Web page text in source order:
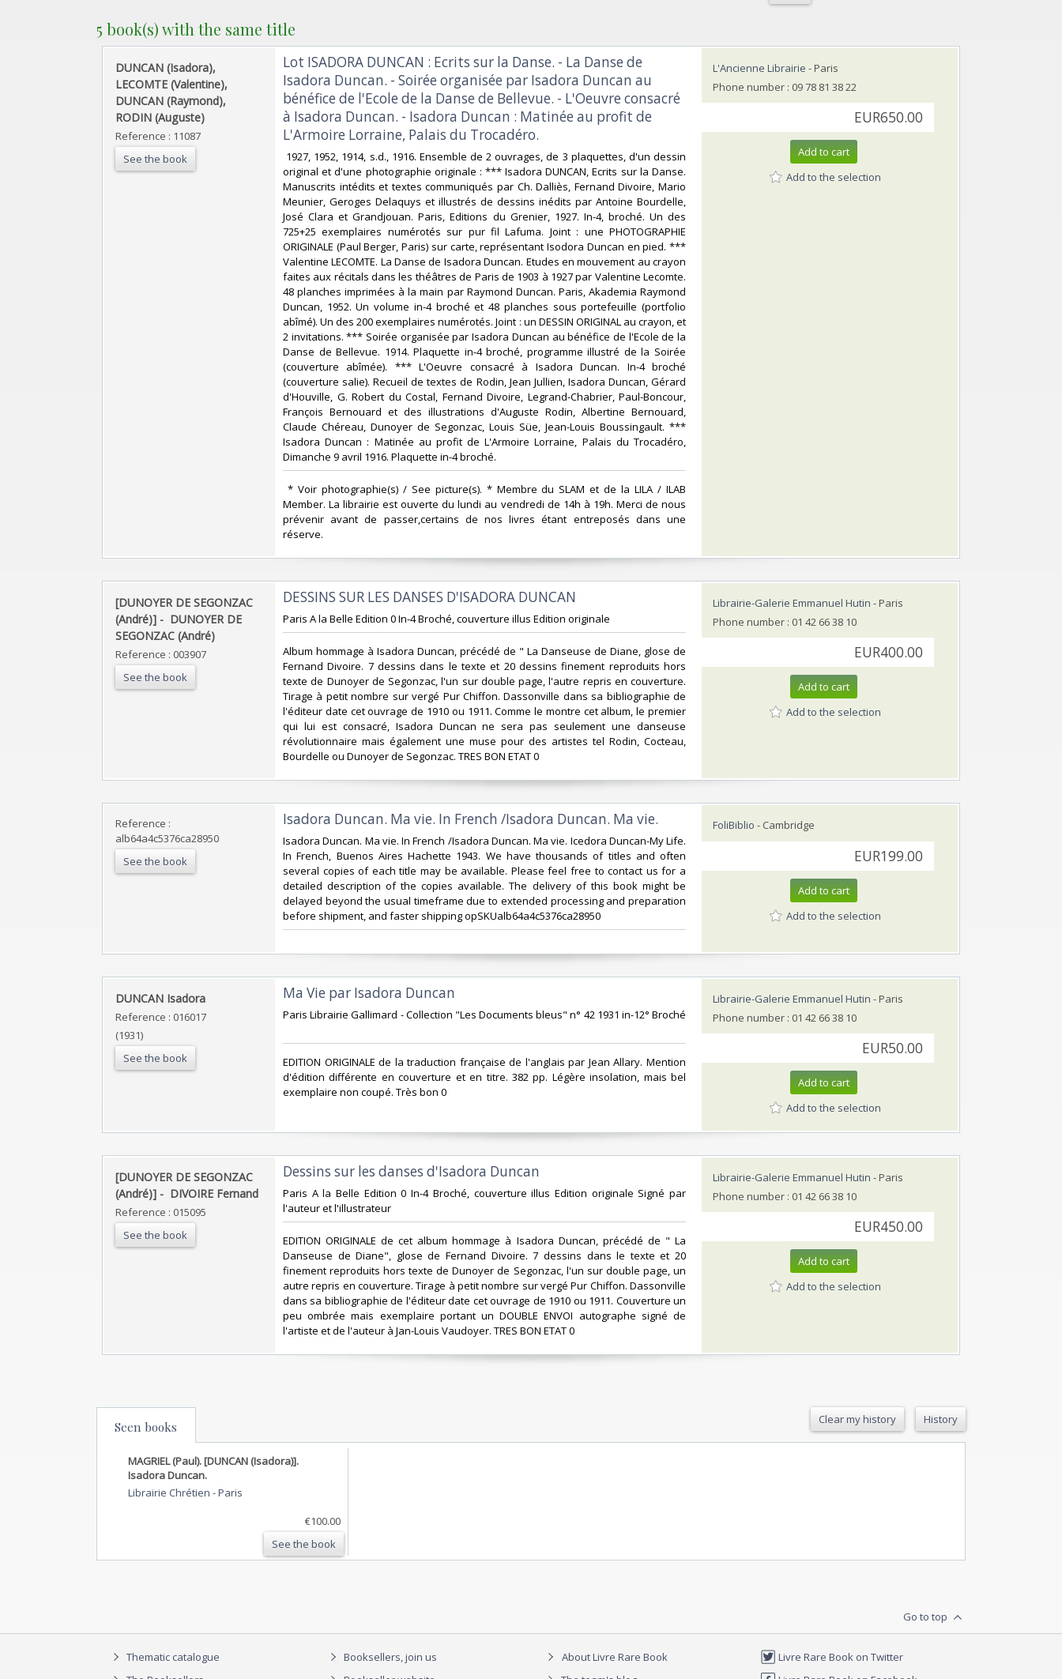
5 book(s) with the same title
‎DUNCAN (Isadora),
LECOMTE (Valentine),
DUNCAN (Raymond),
RODIN (Auguste)‎
Reference : 11087
See the book
‎Lot ISADORA DUNCAN : Ecrits sur la Danse. - La Danse de
Isadora Duncan. - Soirée organisée par Isadora Duncan au
bénéfice de l'Ecole de la Danse de Bellevue. - L'Oeuvre consacré
à Isadora Duncan. - Isadora Duncan : Matinée au profit de
L'Armoire Lorraine, Palais du Trocadéro. ‎
‎ 1927, 1952, 1914, s.d., 1916. Ensemble de 2 ouvrages, de 3 plaquettes, d'un dessin
original et d'une photographie originale : *** Isadora DUNCAN, Ecrits sur la Danse.
Manuscrits intédits et textes communiqués par Ch. Dalliès, Fernand Divoire, Mario
Meunier, Geroges Delaquys et illustrés de dessins inédits par Antoine Bourdelle,
José Clara et Grandjouan. Paris, Editions du Grenier, 1927. In-4, broché. Un des
725+25 exemplaires numérotés sur pur fil Lafuma. Joint : une PHOTOGRAPHIE
ORIGINALE (Paul Berger, Paris) sur carte, représentant Isodora Duncan en pied. ***
Valentine LECOMTE. La Danse de Isadora Duncan. Etudes en mouvement au crayon
faites aux récitals dans les théâtres de Paris de 1903 à 1927 par Valentine Lecomte.
48 planches imprimées à la main par Raymond Duncan. Paris, Akademia Raymond
Duncan, 1952. Un volume in-4 broché et 48 planches sous portefeuille (portfolio
abîmé). Un des 200 exemplaires numérotés. Joint : un DESSIN ORIGINAL au crayon, et
2 invitations. *** Soirée organisée par Isadora Duncan au bénéfice de l'Ecole de la
Danse de Bellevue. 1914. Plaquette in-4 broché, programme illustré de la Soirée
(couverture abîmée). *** L'Oeuvre consacré à Isadora Duncan. In-4 broché
(couverture salie). Recueil de textes de Rodin, Jean Jullien, Isadora Duncan, Gérard
d'Houville, G. Robert du Costal, Fernand Divoire, Legrand-Chabrier, Paul-Boncour,
François Bernouard et des illustrations d'Auguste Rodin, Albertine Bernouard,
Claude Chéreau, Dunoyer de Segonzac, Louis Süe, Jean-Louis Boussingault. ***
Isadora Duncan : Matinée au profit de L'Armoire Lorraine, Palais du Trocadéro,
Dimanche 9 avril 1916. Plaquette in-4 broché. ‎
‎ * Voir photographie(s) / See picture(s). * Membre du SLAM et de la LILA / ILAB
Member. La librairie est ouverte du lundi au vendredi de 14h à 19h. Merci de nous
prévenir avant de passer,certains de nos livres étant entreposés dans une
réserve. ‎
L'Ancienne Librairie - Paris
Phone number : 09 78 81 38 22
EUR650.00
Add to cart
Add to the selection
‎[DUNOYER DE SEGONZAC
(André)] - ‎ ‎DUNOYER DE
SEGONZAC (André)‎
Reference : 003907
See the book
‎DESSINS SUR LES DANSES D'ISADORA DUNCAN‎
‎Paris A la Belle Edition 0 In-4 Broché, couverture illus Edition originale ‎
‎Album hommage à Isadora Duncan, précédé de " La Danseuse de Diane, glose de
Fernand Divoire. 7 dessins dans le texte et 20 dessins finement reproduits hors
texte de Dunoyer de Segonzac, l'un sur double page, l'autre repris en couverture.
Tirage à petit nombre sur vergé Pur Chiffon. Dassonville dans sa bibliographie de
l'éditeur date cet ouvrage de 1910 ou 1911. Comme le montre cet album, le premier
qui lui est consacré, Isadora Duncan ne sera pas seulement une danseuse
révolutionnaire mais également une muse pour des artistes tel Rodin, Cocteau,
Bourdelle ou Dunoyer de Segonzac. TRES BON ETAT 0‎
Librairie-Galerie Emmanuel Hutin - Paris
Phone number : 01 42 66 38 10
EUR400.00
Add to cart
Add to the selection
Reference :
alb64a4c5376ca28950
See the book
‎Isadora Duncan. Ma vie. In French /Isadora Duncan. Ma vie.‎
‎Isadora Duncan. Ma vie. In French /Isadora Duncan. Ma vie. Icedora Duncan-My Life.
In French, Buenos Aires Hachette 1943. We have thousands of titles and often
several copies of each title may be available. Please feel free to contact us for a
detailed description of the copies available. The delivery of this book might be
delayed beyond the usual timeframe due to extended processing and preparation
before shipment, and faster shipping opSKUalb64a4c5376ca28950‎
FoliBiblio - Cambridge
EUR199.00
Add to cart
Add to the selection
‎DUNCAN Isadora‎
Reference : 016017
(1931)
See the book
‎Ma Vie par Isadora Duncan‎
‎Paris Librairie Gallimard - Collection "Les Documents bleus" n° 42 1931 in-12° Broché
‎EDITION ORIGINALE de la traduction française de l'anglais par Jean Allary. Mention
d'édition différente en couverture et en titre. 382 pp. Légère insolation, mais bel
exemplaire non coupé. Très bon 0‎
Librairie-Galerie Emmanuel Hutin - Paris
Phone number : 01 42 66 38 10
EUR50.00
Add to cart
Add to the selection
‎[DUNOYER DE SEGONZAC
(André)] - ‎ ‎DIVOIRE Fernand‎
Reference : 015095
See the book
‎Dessins sur les danses d'Isadora Duncan‎
‎Paris A la Belle Edition 0 In-4 Broché, couverture illus Edition originale Signé par
l'auteur et l'illustrateur‎
‎EDITION ORIGINALE de cet album hommage à Isadora Duncan, précédé de " La
Danseuse de Diane", glose de Fernand Divoire. 7 dessins dans le texte et 20
finement reproduits hors texte de Dunoyer de Segonzac, l'un sur double page, un
autre repris en couverture. Tirage à petit nombre sur vergé Pur Chiffon. Dassonville
dans sa bibliographie de l'éditeur date cet ouvrage de 1910 ou 1911. Couverture un
peu ombrée mais exemplaire portant un DOUBLE ENVOI autographe signé de
l'artiste et de l'auteur à Jan-Louis Vaudoyer. TRES BON ETAT 0‎
Librairie-Galerie Emmanuel Hutin - Paris
Phone number : 01 42 66 38 10
EUR450.00
Add to cart
Add to the selection
Seen books Clear my history History
MAGRIEL (Paul). [DUNCAN (Isadora)].
Isadora Duncan.
Librairie Chrétien -Paris
€100.00
See the book
Go to top
Thematic catalogue
Booksellers, join us
About Livre Rare Book
Livre Rare Book on Twitter